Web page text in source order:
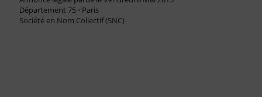
Département 75 - Paris
Société en Nom Collectif (SNC)